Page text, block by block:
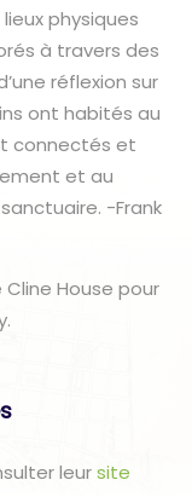
lieux physiques
à travers des
réflexion sur
ont habités au
connectés et
et au
-Frank
House pour
leursite